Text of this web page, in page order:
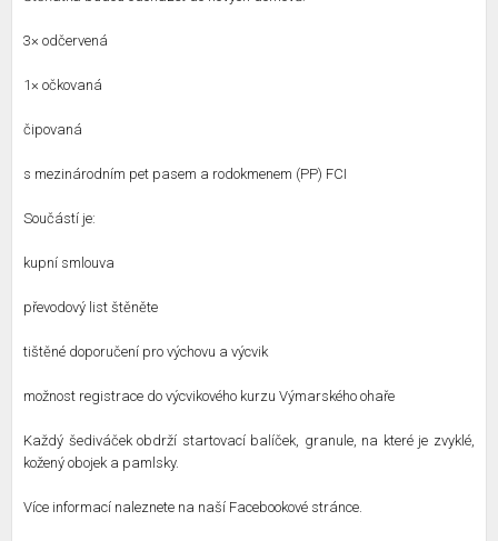
3× odčervená
1× očkovaná
čipovaná
s mezinárodním pet pasem a rodokmenem (PP) FCI
Součástí je:
kupní smlouva
převodový list štěněte
tištěné doporučení pro výchovu a výcvik
možnost registrace do výcvikového kurzu Výmarského ohaře
Každý šediváček obdrží startovací balíček, granule, na které je zvyklé,
kožený obojek a pamlsky.
Více informací naleznete na naší Facebookové stránce.